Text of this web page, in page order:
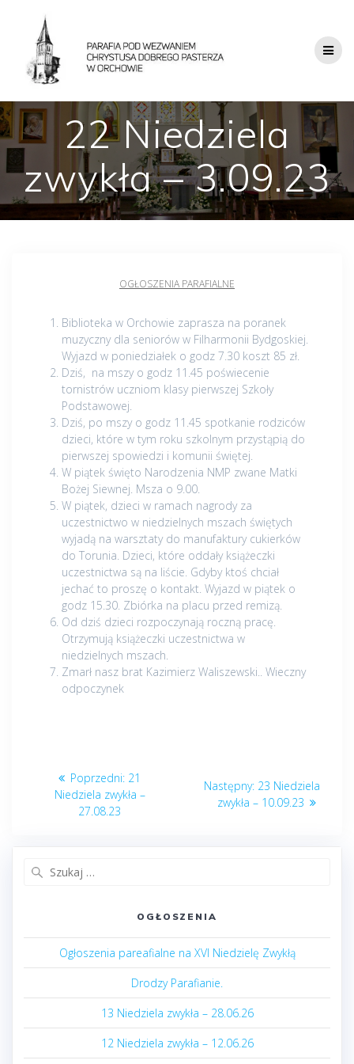
22 Niedziela
zwykła – 3.09.23
OGŁOSZENIA PARAFIALNE
Biblioteka w Orchowie zaprasza na poranek
muzyczny dla seniorów w Filharmonii Bydgoskiej.
Wyjazd w poniedziałek o godz 7.30 koszt 85 zł.
Dziś, na mszy o godz 11.45 poświecenie
tornistrów uczniom klasy pierwszej Szkoły
Podstawowej.
Dziś, po mszy o godz 11.45 spotkanie rodziców
dzieci, które w tym roku szkolnym przystąpią do
pierwszej spowiedzi i komunii świętej.
W piątek święto Narodzenia NMP zwane Matki
Bożej Siewnej. Msza o 9.00.
W piątek, dzieci w ramach nagrody za
uczestnictwo w niedzielnych mszach świętych
wyjadą na warsztaty do manufaktury cukierków
do Torunia. Dzieci, które oddały książeczki
uczestnictwa są na liście. Gdyby ktoś chciał
jechać to proszę o kontakt. Wyjazd w piątek o
godz 15.30. Zbiórka na placu przed remizą.
Od dziś dzieci rozpoczynają roczną pracę.
Otrzymują książeczki uczestnictwa w
niedzielnych mszach.
Zmarł nasz brat Kazimierz Waliszewski.. Wieczny
odpoczynek
Nawigacja
wpisu
Poprzedni: Poprzedni
post:
21
Niedziela zwykła –
27.08.23
Następny: Następny
post:
23 Niedziela
zwykła – 10.09.23
OGŁOSZENIA
Ogłoszenia pareafialne na XVI Niedzielę Zwykłą
Drodzy Parafianie.
13 Niedziela zwykła – 28.06.26
12 Niedziela zwykła – 12.06.26